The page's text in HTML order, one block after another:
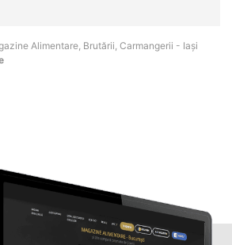
Alimentare, Brutării, Carmangerii - Iaşi